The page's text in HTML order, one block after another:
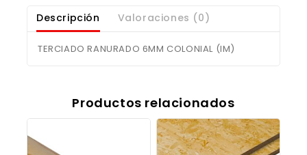
Descripción Valoraciones (0)
TERCIADO RANURADO 6MM COLONIAL (IM)
Productos relacionados